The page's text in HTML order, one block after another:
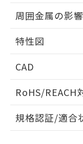
出力段回路図
相互干渉
A: 700mm以上、B:
周囲金属の影響
周囲金属の影響
特性図
検出物体の大きさと
CAD
ドすることがで
RoHS/REACH
EU RoHS 注意
規格認証/適合
物質の対応
荷製品に未
欄に対応日
既に当社に